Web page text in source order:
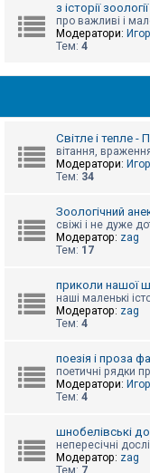
з історії
про важливі і
Модератори:
Тем: 4
Світле і тепле
вітання,
Модератори:
Тем: 34
Зоологічний
свіжі і не дуже
Модератор: zag
Тем: 17
приколи нашої
наші маленькі
Модератор: zag
Тем: 4
поезія і проза
поетичні рядки
Модератори:
Тем: 4
шнобелівські
непересічні
Модератор: zag
Тем: 7